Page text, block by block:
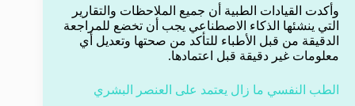
وأكدت القيادات الطبية أن جميع الملاحظات والتقارير
التي ينشئها الذكاء الاصطناعي يجب أن تخضع للمراجعة
الدقيقة من قبل الأطباء للتأكد من صحتها وتعديل أي
معلومات غير دقيقة قبل اعتمادها.
الطب النفسي ما زال يعتمد على العنصر البشري